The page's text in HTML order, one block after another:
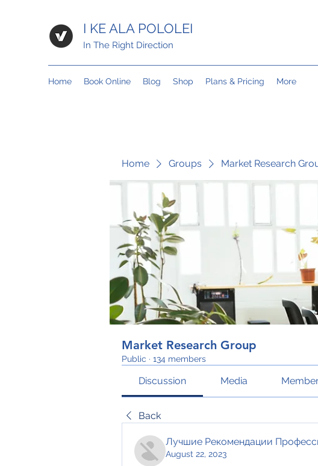
I KE ALA POLOLEI
In The Right Direction
Home Book Online Blog Shop Plans & Pricing More
Home Groups Market Research
Market Research Group
Public · 134 members
Discussion Media
Back
Лучшие Рекомендации
August 22, 2023